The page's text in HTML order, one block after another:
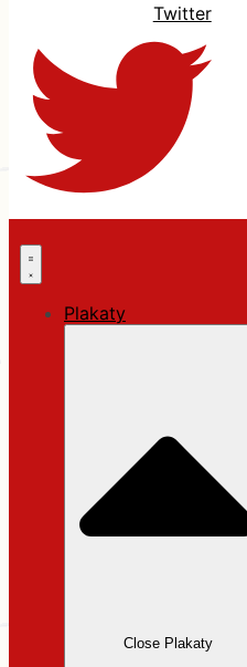
Twitter
Plakaty
Close Plakaty